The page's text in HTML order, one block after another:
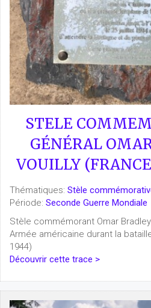
STELE
GÉNÉRAL
VOUILLY
Thématiques: Stèle
Période: Seconde Guerre Mondiale
Stèle commémorant Omar
Armée américaine durant la
1944)
Découvrir cette trace >